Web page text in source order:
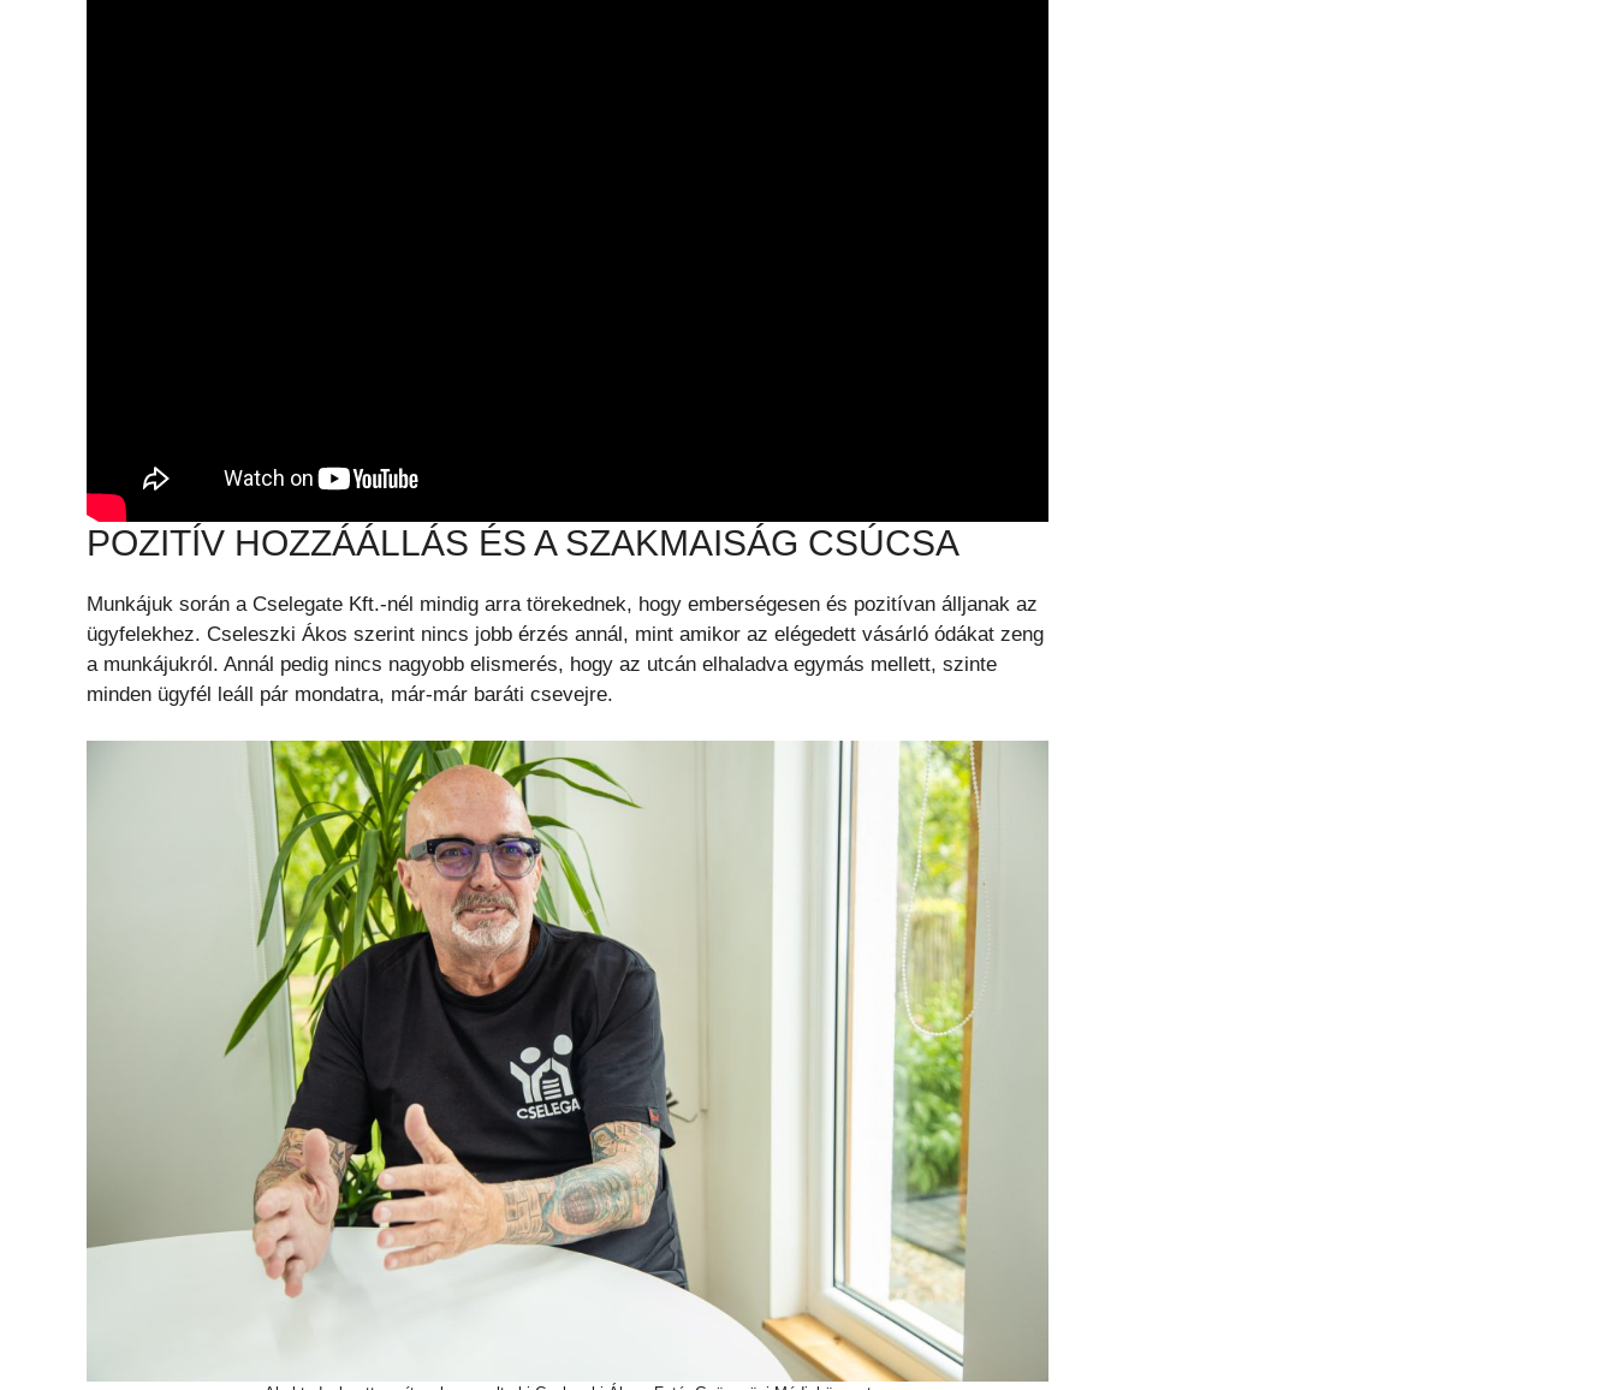
POZITÍV HOZZÁÁLLÁS ÉS A SZAKMAISÁG CSÚCSA
Munkájuk során a Cselegate Kft.-nél mindig arra törekednek, hogy emberségesen és pozitívan álljanak az
ügyfelekhez. Cseleszki Ákos szerint nincs jobb érzés annál, mint amikor az elégedett vásárló ódákat zeng
a munkájukról. Annál pedig nincs nagyobb elismerés, hogy az utcán elhaladva egymás mellett, szinte
minden ügyfél leáll pár mondatra, már-már baráti csevejre.